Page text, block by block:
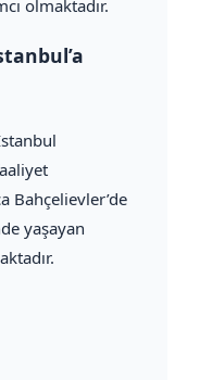
olmaktadır.
Bahçelievler’de
yaşayan